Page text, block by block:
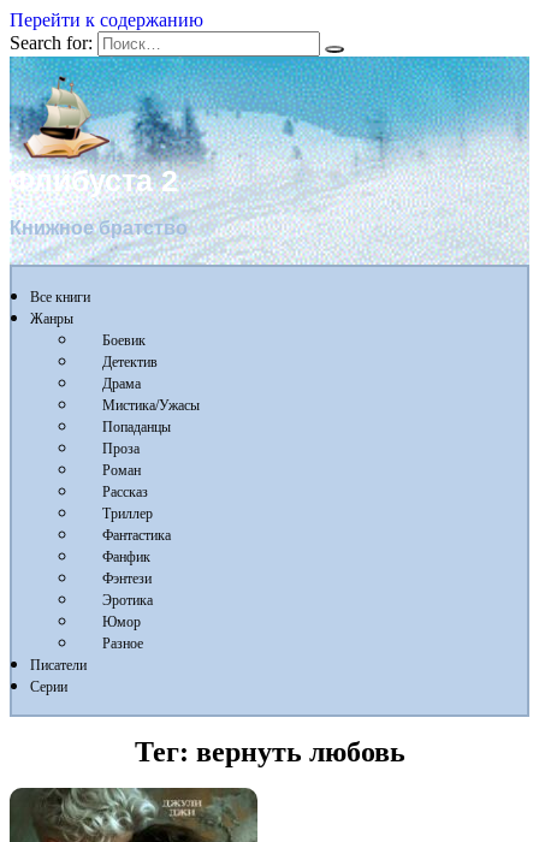
Перейти к содержанию
Search for:
Флибуста 2
Книжное братство
Все книги
Жанры
Боевик
Детектив
Драма
Мистика/Ужасы
Попаданцы
Проза
Роман
Рассказ
Триллер
Фантастика
Фанфик
Фэнтези
Эротика
Юмор
Разное
Писатели
Серии
Тег: вернуть любовь